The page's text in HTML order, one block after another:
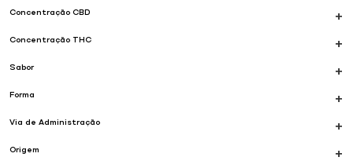
Concentração CBD +
Concentração THC +
Sabor +
Forma +
Via de Administração +
Origem +